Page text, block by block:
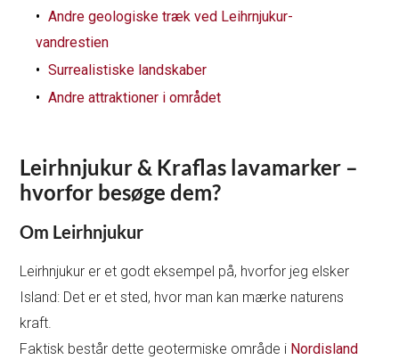
Andre geologiske træk ved Leihrnjukur-
vandrestien
Surrealistiske landskaber
Andre attraktioner i området
Leirhnjukur & Kraflas lavamarker –
hvorfor besøge dem?
Om Leirhnjukur
Leirhnjukur er et godt eksempel på, hvorfor jeg elsker
Island: Det er et sted, hvor man kan mærke naturens
kraft.
Faktisk består dette geotermiske område i Nordisland